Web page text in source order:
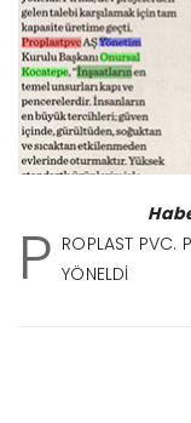
P ROPLAST PVC.
YÖNELDİ